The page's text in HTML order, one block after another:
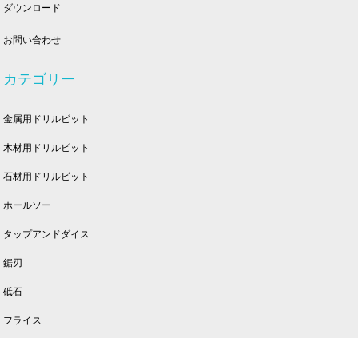
ダウンロード
お問い合わせ
カテゴリー
金属用ドリルビット
木材用ドリルビット
石材用ドリルビット
ホールソー
タップアンドダイス
鋸刃
砥石
フライス